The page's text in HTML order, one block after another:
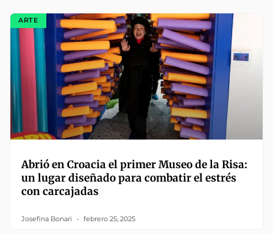
ARTE
Abrió en Croacia el primer Museo de la Risa:
un lugar diseñado para combatir el estrés
con carcajadas
Josefina Bonari febrero 25, 2025